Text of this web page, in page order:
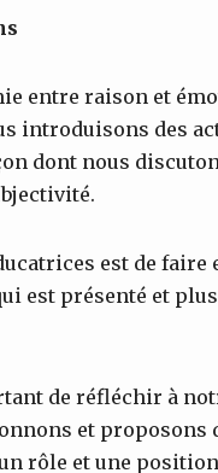
entre raison et
introduisons des
dont nous
est de
est présenté et
de réfléchir à
et proposons
rôle et une